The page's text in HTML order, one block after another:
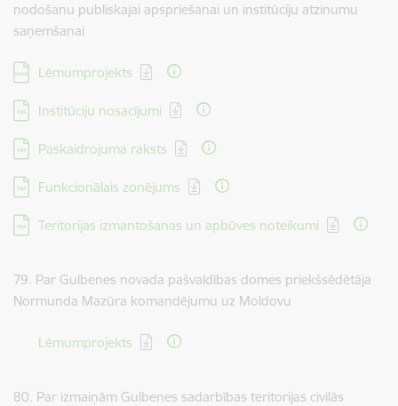
nodošanu publiskajai apspriešanai un institūciju atzinumu
saņemšanai
Lejupielādēt:
Lēmumprojekts
Lejupielādēt:
Institūciju nosacījumi
Lejupielādēt:
Paskaidrojuma raksts
Lejupielādēt:
Funkcionālais zonējums
Lejupielādēt:
Teritorijas izmantošanas un apbūves noteikumi
79. Par Gulbenes novada pašvaldības domes priekšsēdētāja
Normunda Mazūra komandējumu uz Moldovu
Lejupielādēt:
Lēmumprojekts
80. Par izmaiņām Gulbenes sadarbības teritorijas civilās